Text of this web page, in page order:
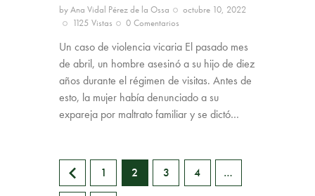
byAna Vidal Pérez de la Ossa
octubre 10, 2022
1125 Vistas 0 Comentarios
Un caso de violencia vicaria El pasado mes
de abril, un hombre asesinó a su hijo de diez
años durante el régimen de visitas. Antes de
esto, la mujer había denunciado a su
expareja por maltrato familiar y se dictó…
1 2 3 4 …